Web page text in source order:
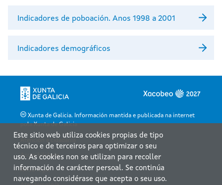
Indicadores de poboación. Anos 1998 a 2001
Indicadores demográficos
Xunta de Galicia. Información mantida e publicada na internet
pola Xunta de Galicia
Accesibilidade
Aviso legal
Este sitio web utiliza cookies propias de tipo
técnico e de terceiros para optimizar o seu
uso. As cookies non se utilizan para recoller
información de carácter persoal. Se continúa
navegando considérase que acepta o seu uso.